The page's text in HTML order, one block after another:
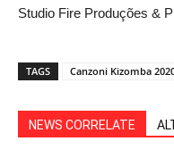
Studio Fire Produções &
TAGS Canzoni Kizomba
NEWS CORRELATE